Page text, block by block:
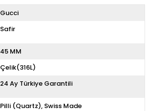
Gucci
Safir
45 MM
Çelik(316L)
24 Ay Türkiye Garantili
Pilli (Quartz) Swiss Made